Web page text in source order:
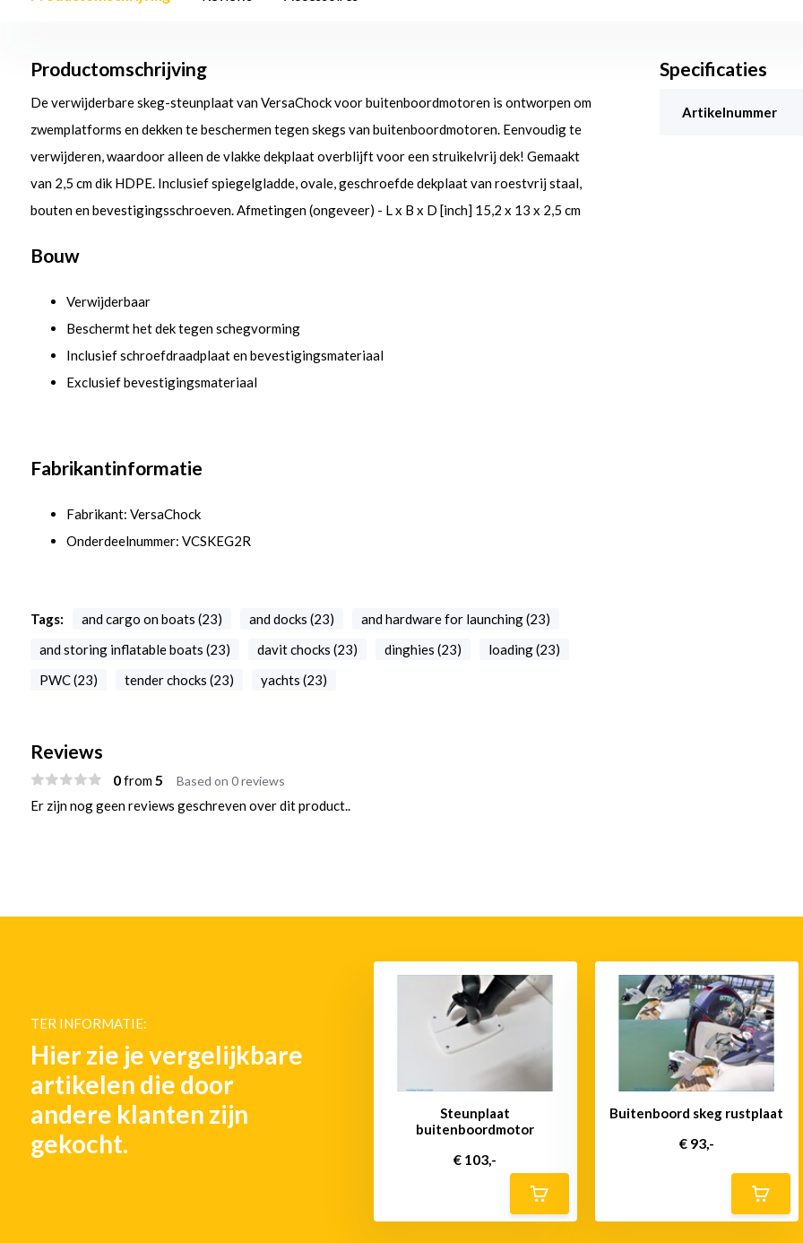
Productomschrijving
De verwijderbare skeg-steunplaat van VersaChock voor buitenboordmotoren is ontworpen om
zwemplatforms en dekken te beschermen tegen skegs van buitenboordmotoren. Eenvoudig te
verwijderen, waardoor alleen de vlakke dekplaat overblijft voor een struikelvrij dek! Gemaakt
van 2,5 cm dik HDPE. Inclusief spiegelgladde, ovale, geschroefde dekplaat van roestvrij staal,
bouten en bevestigingsschroeven. Afmetingen (ongeveer) - L x B x D [inch] 15,2 x 13 x 2,5 cm
Bouw
Verwijderbaar
Beschermt het dek tegen schegvorming
Inclusief schroefdraadplaat en bevestigingsmateriaal
Exclusief bevestigingsmateriaal
Fabrikantinformatie
Fabrikant: VersaChock
Onderdeelnummer: VCSKEG2R
Tags: and cargo on boats (23) and docks (23)
and hardware for launching (23)
and storing inflatable boats (23)
davit chocks (23) dinghies (23)
loading (23)
PWC (23)
tender chocks (23) yachts (23)
Specificaties
Artikelnummer
Reviews
0from5 Based on 0 reviews
Er zijn nog geen reviews geschreven over dit product..
TER INFORMATIE:
Hier zie je vergelijkbare
artikelen die door
andere klanten zijn
gekocht.
Steunplaat
buitenboordmotor
€ 103,-
Buitenboord skeg rustplaat
€ 93,-